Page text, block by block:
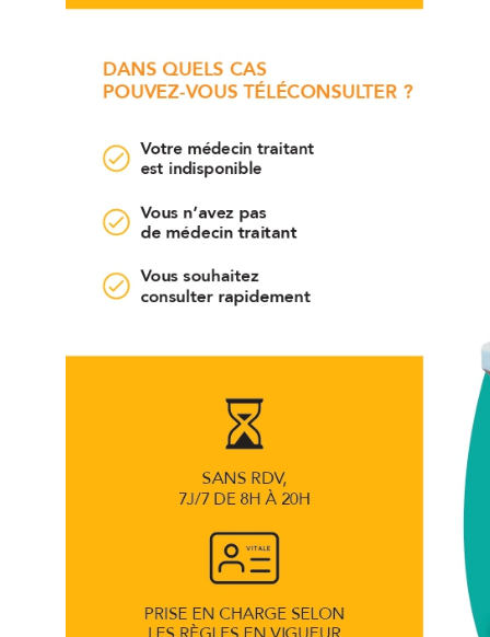
Acheter des chèques Cadeaux
Où utiliser ma Carte Privilège ?